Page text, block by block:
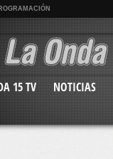
15 TV NOTICIAS